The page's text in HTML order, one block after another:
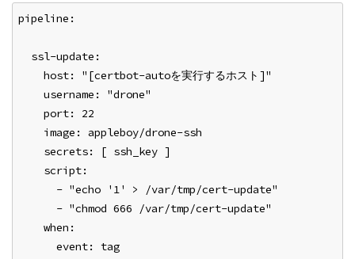
pipeline:
  ssl-update:
    host: "[certbot-autoを実行するホスト]"
    username: "drone"
    port: 22
    image: appleboy/drone-ssh
    secrets: [ ssh_key ]
    script:
      - "echo '1' > /var/tmp/cert-update"
      - "chmod 666 /var/tmp/cert-update"
    when:
      event: tag